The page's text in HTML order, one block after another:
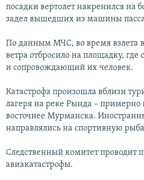
СОЦИАЛЬНЫЕ СЕТИ
Все сайты РСЕ/РС
посадки вертолет накренился на
задел вышедших из машины
По данным МЧС, во время взлета
ветра отбросило на площадку, где
и сопровождающий их человек.
Катастрофа произошла вблизи
лагеря на реке Рында – примерно
восточнее Мурманска.
направлялись на спортивную
Следственный комитет проводит
авиакатастрофы.